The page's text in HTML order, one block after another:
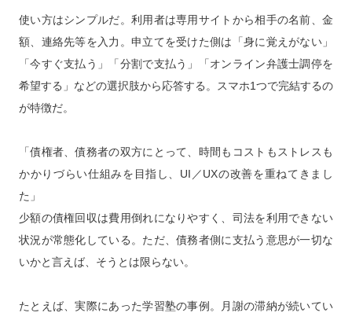
使い方はシンプルだ。利用者は専用サイトから相手の名前、金
額、連絡先等を入力。申立てを受けた側は「身に覚えがない」
「今すぐ支払う」「分割で支払う」「オンライン弁護士調停を
希望する」などの選択肢から応答する。スマホ1つで完結するの
が特徴だ。
「債権者、債務者の双方にとって、時間もコストもストレスも
かかりづらい仕組みを目指し、UI／UXの改善を重ねてきまし
た」
少額の債権回収は費用倒れになりやすく、司法を利用できない
状況が常態化している。ただ、債務者側に支払う意思が一切な
いかと言えば、そうとは限らない。
たとえば、実際にあった学習塾の事例。月謝の滞納が続いてい